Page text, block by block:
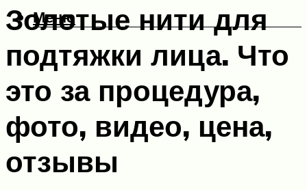
Меню
Золотые нити для
подтяжки лица. Что
это за процедура,
фото, видео, цена,
отзывы